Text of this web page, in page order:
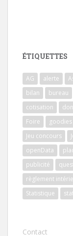
ÉTIQUETTES
AG alerte
bilan
bureau
cotisation
Foire
goodies
Jeu concours
openData
publicité
règlement
Statistique
Contact